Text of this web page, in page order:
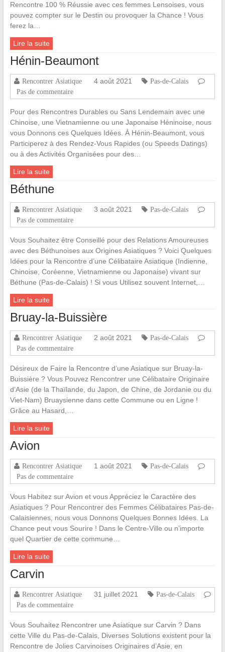
Rencontre 100 % Réussie avec ces femmes Lensoises, vous
pouvez compter sur le Destin ou provoquer la Chance ! Vous
ferez la…
Lire la suite
Hénin-Beaumont
Rencontrer Asiatique 4 août 2021
Pas-de-Calais
Pas de commentaire
Pour des Rencontres Durables ou Sans Lendemain avec une
Chinoise, une Vietnamienne ou une Japonaise Héninoise, nous
vous Donnons ces Quelques Idées. À Hénin-Beaumont, vous
Participerez à des Rendez-Vous Rapides (ou Speeds Datings)
ou à des Activités Organisées pour des…
Lire la suite
Béthune
Rencontrer Asiatique 3 août 2021
Pas-de-Calais
Pas de commentaire
Vous Souhaitez être Conseillé pour des Relations Amoureuses
avec des Béthunoises aux Origines Asiatiques ? Voici Quelques
Idées pour la Rencontre d’une Célibataire Asiatique (Indienne,
Chinoise, Coréenne, Vietnamienne ou Japonaise) vivant sur
Béthune (Pas-de-Calais) ! Si vous Utilisez souvent Internet,…
Lire la suite
Bruay-la-Buissière
Rencontrer Asiatique 2 août 2021
Pas-de-Calais
Pas de commentaire
Désireux de Faire la Rencontre d’une Asiatique sur Bruay-la-
Buissière ? Vous Pouvez Rencontrer une Célibataire Originaire
d’Asie (de la Thaïlande, du Japon, de Chine, de Jordanie ou du
Viet-Nam) Bruaysienne dans cette Commune ou en Ligne !
Grâce au Hasard,…
Lire la suite
Avion
Rencontrer Asiatique 1 août 2021
Pas-de-Calais
Pas de commentaire
Vous Habitez sur Avion et vous Appréciez le Caractère des
Asiatiques ? Pour Rencontrer des Femmes Célibataires Pas-de-
Calaisiennes, nous vous Donnons Quelques Bonnes Idées. La
Chance peut vous Sourire ! Dans le Centre-Ville ou n’importe
quel Quartier de cette commune…
Lire la suite
Carvin
Rencontrer Asiatique 31 juillet 2021
Pas-de-Calais
Pas de commentaire
Vous Souhaitez Rencontrer une Asiatique sur Carvin ? Dans
cette Ville du Pas-de-Calais, Diverses Solutions existent pour la
Rencontre de Jolies Carvinoises Originaires d’Asie, en